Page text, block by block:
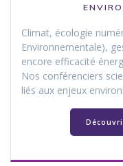
Climat, écologie
Environnementale),
encore efficacité
Nos conférenciers
liés aux enjeux